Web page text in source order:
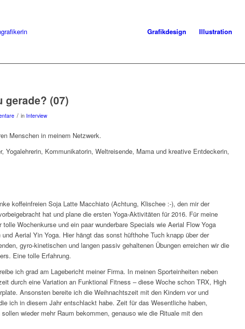
Grafikdesign Illustration
gerade? (07)
/ in Interview
Menschen in meinem Netzwerk.
Yogalehrerin, Kommunikatorin, Weltreisende, Mama und kreative Entdeckerin,
koffeinfreien Soja Latte Macchiato (Achtung, Klischee :-), den mir der
hat und plane die ersten Yoga-Aktivitäten für 2016. Für meine
Wochenkurse und ein paar wunderbare Specials wie Aerial Flow Yoga
Aerial Yin Yoga. Hier hängt das sonst hüfthohe Tuch knapp über der
gyro-kinetischen und langen passiv gehaltenen Übungen erreichen wir die
Eine tolle Erfahrung.
ich grad am Lagebericht meiner Firma. In meinen Sporteinheiten neben
durch eine Variation an Funktional Fitness – diese Woche schon TRX, High
Ansonsten bereite ich die Weihnachtszeit mit den Kindern vor und
ich in diesem Jahr entschlackt habe. Zeit für das Wesentliche haben,
wieder mehr Raum bekommen, genauso wie die Rituale mit den